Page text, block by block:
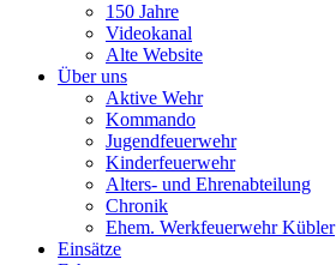
150 Jahre
Videokanal
Alte Website
Über uns
Aktive Wehr
Kommando
Jugendfeuerwehr
Kinderfeuerwehr
Alters- und Ehrenabteilung
Chronik
Ehem. Werkfeuerwehr Kübler
Einsätze